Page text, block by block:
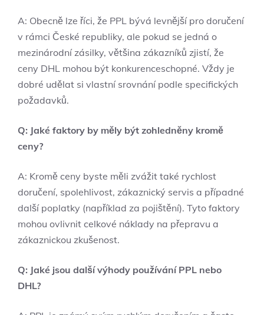
A: Obecně lze říci, že PPL bývá levnější pro doručení
v rámci České republiky, ale pokud se jedná o
mezinárodní zásilky, většina zákazníků zjistí, že
ceny DHL mohou být konkurenceschopné. Vždy je
dobré udělat si vlastní srovnání podle specifických
požadavků.
Q: Jaké faktory by měly být zohledněny kromě
ceny?
A: Kromě ceny byste měli zvážit také rychlost
doručení, spolehlivost, zákaznický servis a případné
další poplatky (například za pojištění). Tyto faktory
mohou ovlivnit celkové náklady na přepravu a
zákaznickou zkušenost.
Q: Jaké jsou další výhody používání PPL nebo
DHL?